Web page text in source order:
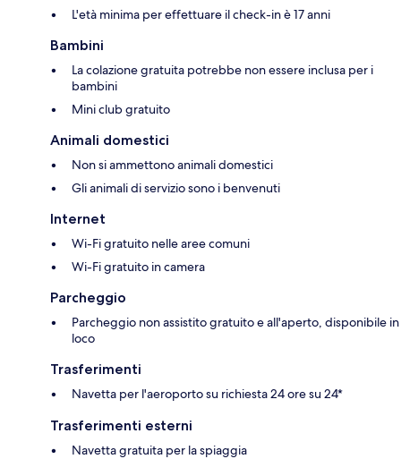
L'età minima per effettuare il check-in è 17 anni
Bambini
La colazione gratuita potrebbe non essere inclusa per i
bambini
Mini club gratuito
Animali domestici
Non si ammettono animali domestici
Gli animali di servizio sono i benvenuti
Internet
Wi-Fi gratuito nelle aree comuni
Wi-Fi gratuito in camera
Parcheggio
Parcheggio non assistito gratuito e all'aperto, disponibile in
loco
Trasferimenti
Navetta per l'aeroporto su richiesta 24 ore su 24*
Trasferimenti esterni
Navetta gratuita per la spiaggia